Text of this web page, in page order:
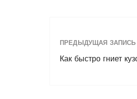
ПРЕДЫДУЩАЯ ЗАПИСЬ
Как быстро гниет